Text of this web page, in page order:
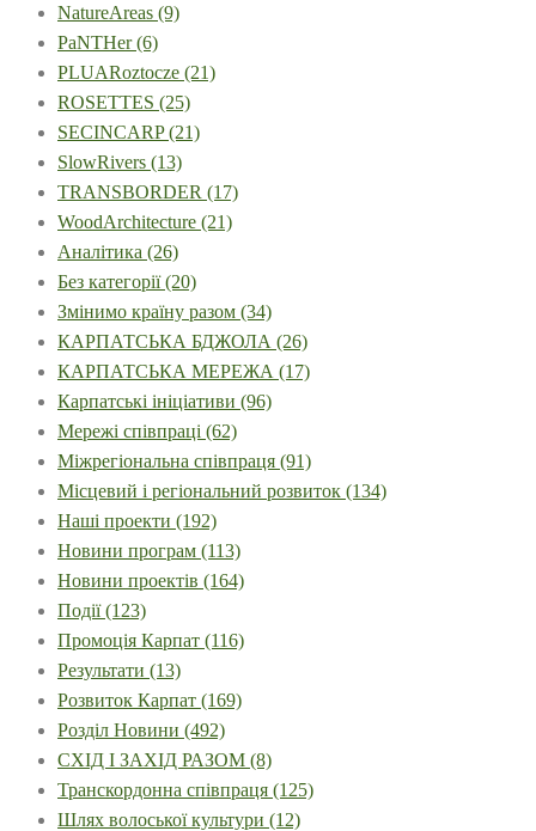
NatureAreas (9)
PaNTHer(6)
PLUARoztocze (21)
ROSETTES (25)
SECINCARP(21)
SlowRivers (13)
TRANSBORDER (17)
WoodArchitecture (21)
Аналітика (26)
Без категорії(20)
Змінимо країну разом (34)
КАРПАТСЬКА БДЖОЛА (26)
КАРПАТСЬКА МЕРЕЖА (17)
Карпатські ініціативи (96)
Мережі співпраці (62)
Міжрегіональна співпраця (91)
Місцевий і регіональний розвиток (134)
Наші проекти (192)
Новини програм (113)
Новини проектів (164)
Події(123)
Промоція Карпат (116)
Результати (13)
Розвиток Карпат (169)
Розділ Новини (492)
СХІД І ЗАХІД РАЗОМ (8)
Транскордонна співпраця (125)
Шлях волоської культури (12)